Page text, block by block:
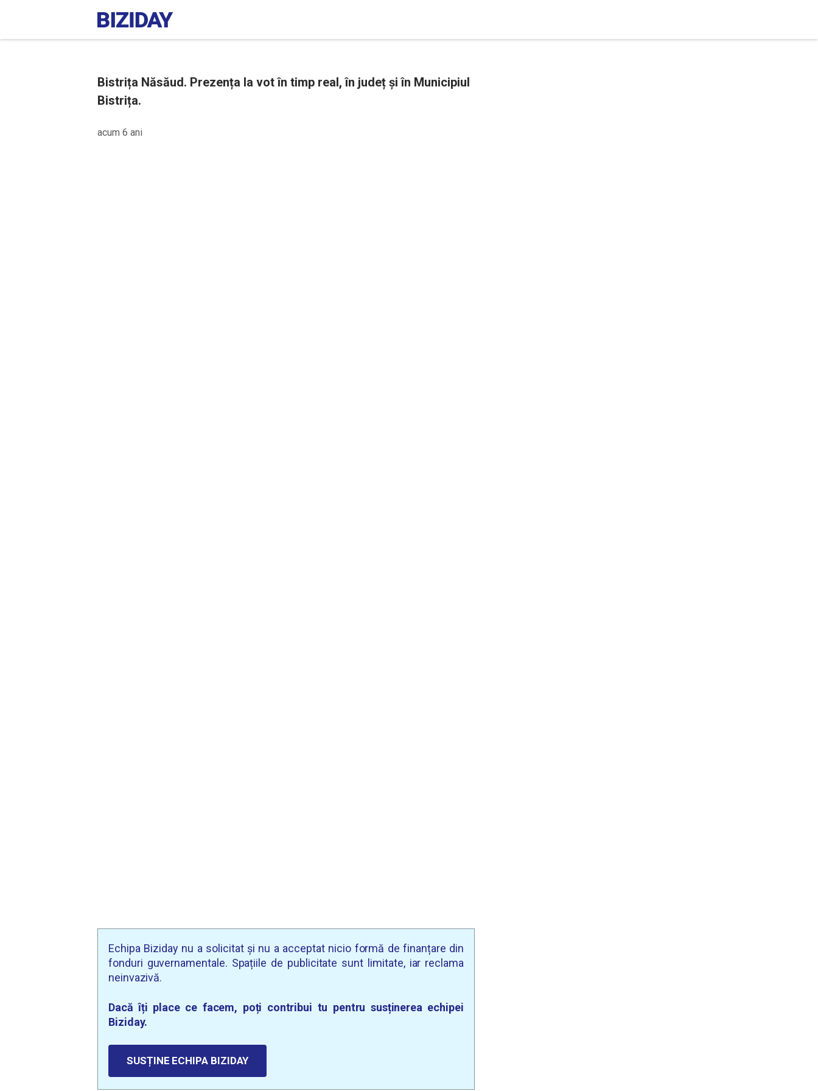
Bistrița Năsăud. Prezența la vot în timp real, în județ și în Municipiul
Bistrița.
acum 6 ani
Echipa Biziday nu a solicitat și nu a acceptat nicio formă de finanțare din
fonduri guvernamentale. Spațiile de publicitate sunt limitate, iar reclama
neinvazivă.
Dacă îți place ce facem, poți contribui tu pentru susținerea echipei
Biziday.
SUSȚINE ECHIPA BIZIDAY